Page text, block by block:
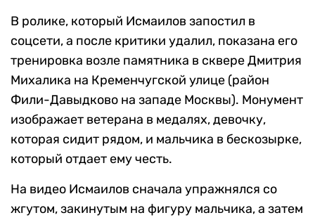
В ролике, который Исмаилов запостил в
соцсети, а после критики удалил, показана его
тренировка возле памятника в сквере Дмитрия
Михалика на Кременчугской улице (район
Фили-Давыдково на западе Москвы). Монумент
изображает ветерана в медалях, девочку,
которая сидит рядом, и мальчика в бескозырке,
который отдает ему честь.
На видео Исмаилов сначала упражнялся со
жгутом, закинутым на фигуру мальчика, а затем